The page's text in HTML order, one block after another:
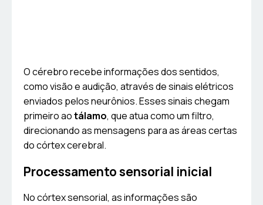
O cérebro recebe informações dos sentidos,
como visão e audição, através de sinais elétricos
enviados pelos neurônios. Esses sinais chegam
primeiro aotálamo, que atua como um filtro,
direcionando as mensagens para as áreas certas
do córtex cerebral.
Processamento sensorial inicial
No córtex sensorial, as informações são